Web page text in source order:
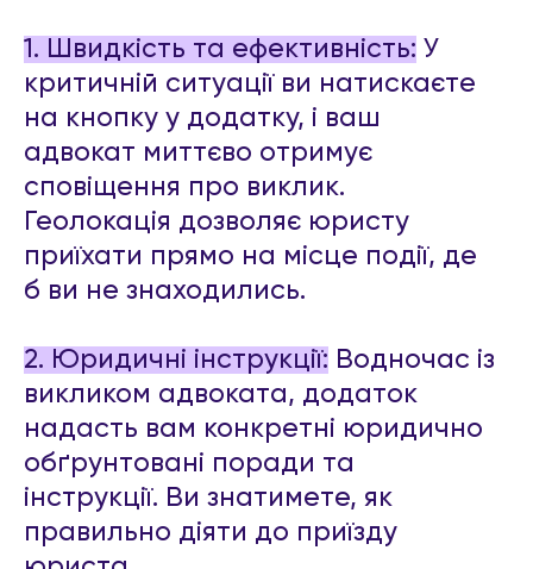
1. Швидкість та ефективність: У
критичній ситуації ви натискаєте
на кнопку у додатку, і ваш
адвокат миттєво отримує
сповіщення про виклик.
Геолокація дозволяє юристу
приїхати прямо на місце події, де
б ви не знаходились.
2. Юридичні інструкції: Водночас із
викликом адвоката, додаток
надасть вам конкретні юридично
обґрунтовані поради та
інструкції. Ви знатимете, як
правильно діяти до приїзду